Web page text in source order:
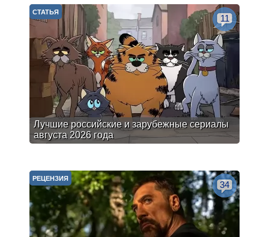
Лучшие российские и зарубежные сериалы
августа 2026 года
СТАТЬЯ
11
РЕЦЕНЗИЯ
34